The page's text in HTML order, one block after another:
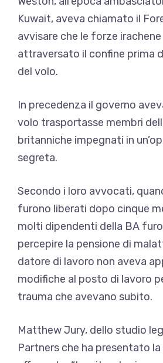
Kuwait, aveva chiamato il
avvisare che le forze
attraversato il confine prima
del volo.
In precedenza il governo
volo trasportasse membri
britanniche impegnati in
segreta.
Secondo i loro avvocati,
furono liberati dopo cinque
molti dipendenti della BA
percepire la pensione di
datore di lavoro non aveva
modifiche al posto di lavoro
trauma che avevano subito.
Matthew Jury, dello studio
Partners che ha presentato